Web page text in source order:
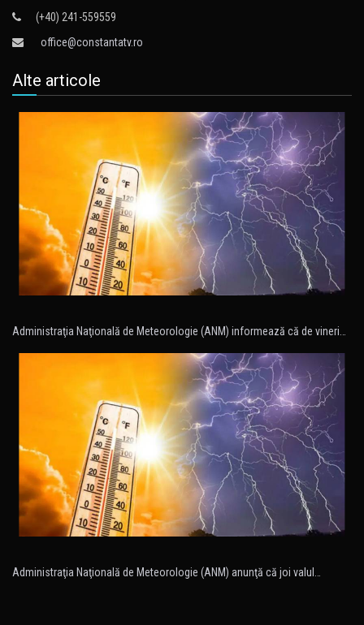
(+40) 241-559559
office@constantatv.ro
Alte articole
Administraţia Naţională de Meteorologie (ANM) informează că de vineri…
Administraţia Naţională de Meteorologie (ANM) anunţă că joi valul…